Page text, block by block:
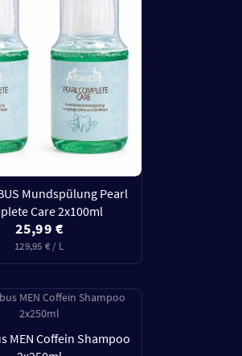
Mundspülung Pearl
Care 2x100ml
25,99 €
129,95 € / L
MEN Coffein Shampoo